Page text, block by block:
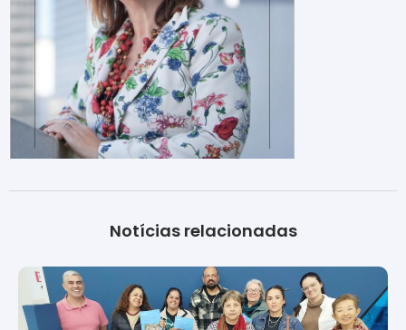
Notícias relacionadas